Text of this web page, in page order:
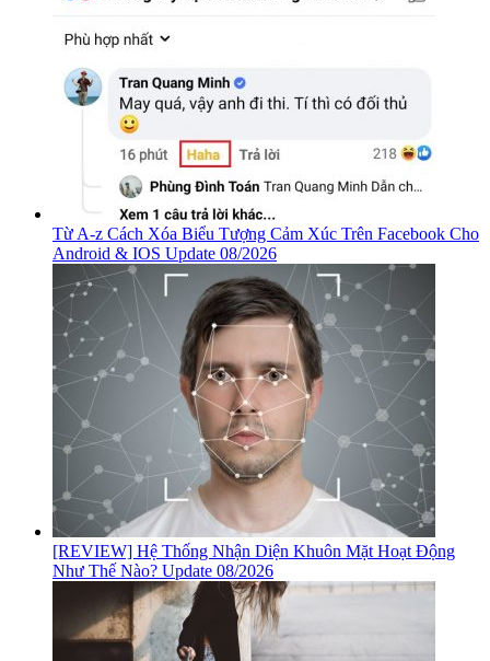
Từ A-z Cách Xóa Biểu Tượng Cảm Xúc Trên Facebook Cho
Android & IOS Update 08/2026
[REVIEW] Hệ Thống Nhận Diện Khuôn Mặt Hoạt Động
Như Thế Nào? Update 08/2026